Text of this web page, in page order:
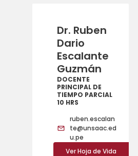
Dr. Ruben
Dario
Escalante
Guzmán
DOCENTE
PRINCIPAL DE
TIEMPO PARCIAL
10 HRS
ruben.escalan
te@unsaac.ed
u.pe
Ver Hoja de Vida